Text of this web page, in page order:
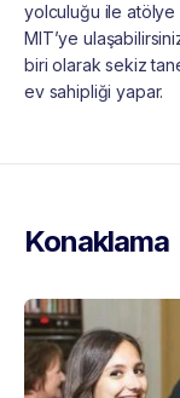
yolculuğu ile atölye
MIT’ye
biri olarak sekiz
ev sahipliği yapar.
Konaklama